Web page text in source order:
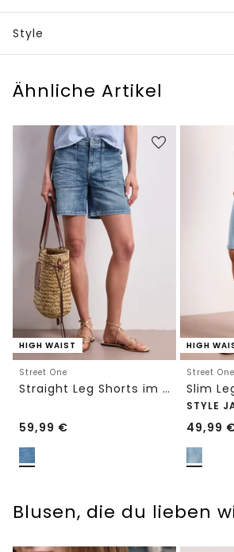
Style
Ähnliche Artikel
HIGH WAIST
Street One
Straight Leg Shorts im Casual Fit
59,99 €
HIGH
Street One
STYLE
49,99
Blusen, die du lieben